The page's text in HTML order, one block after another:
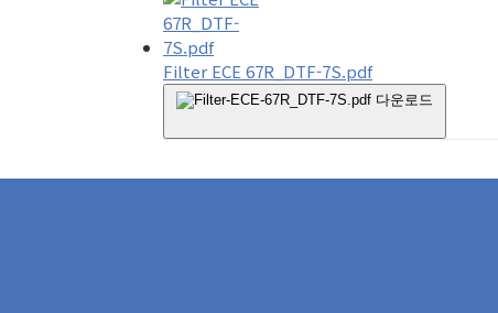
Filter ECE 67R_DTF-7S.pdf
다운로드